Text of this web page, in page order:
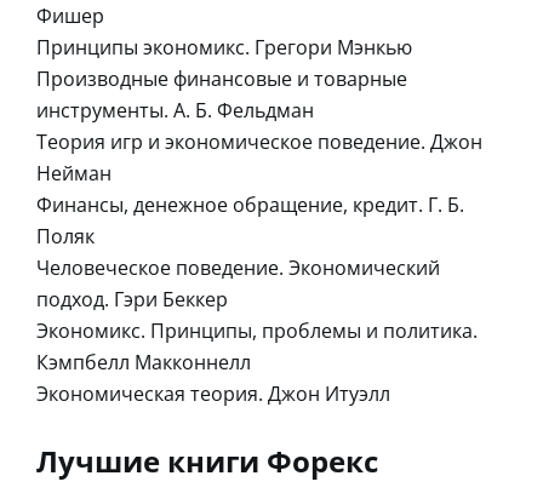
Фишер
Принципы экономикс. Грегори Мэнкью
Производные финансовые и товарные
инструменты. А. Б. Фельдман
Теория игр и экономическое поведение. Джон
Нейман
Финансы, денежное обращение, кредит. Г. Б.
Поляк
Человеческое поведение. Экономический
подход. Гэри Беккер
Экономикс. Принципы, проблемы и политика.
Кэмпбелл Макконнелл
Экономическая теория. Джон Итуэлл
Лучшие книги Форекс